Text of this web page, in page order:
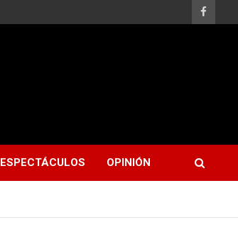
ESPECTÁCULOS OPINIÓN